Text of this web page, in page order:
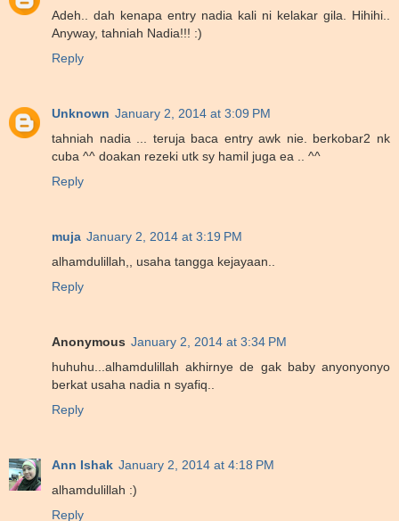
Adeh.. dah kenapa entry nadia kali ni kelakar gila. Hihihi..
Anyway, tahniah Nadia!!! :)
Reply
Unknown January 2, 2014 at 3:09 PM
tahniah nadia ... teruja baca entry awk nie. berkobar2 nk
cuba ^^ doakan rezeki utk sy hamil juga ea .. ^^
Reply
muja January 2, 2014 at 3:19 PM
alhamdulillah,, usaha tangga kejayaan..
Reply
Anonymous January 2, 2014 at 3:34 PM
huhuhu...alhamdulillah akhirnye de gak baby anyonyonyo
berkat usaha nadia n syafiq..
Reply
Ann Ishak January 2, 2014 at 4:18 PM
alhamdulillah :)
Reply